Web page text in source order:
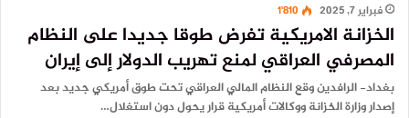
فبراير 7, 2025
1٬810
الخزانة الامريكية تفرض طوقا جديدا على النظام
المصرفي العراقي لمنع تهريب الدولار إلى إيران
بغداد- الرافدين وقع النظام المالي العراقي تحت طوق أمريكي جديد بعد
إصدار وزارة الخزانة ووكالات أمريكية قرار يحول دون استغلال…